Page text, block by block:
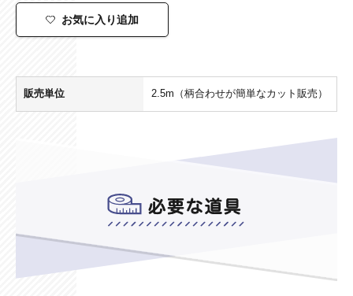
お気に入り追加
販売単位 2.5m（柄合わせが簡単なカット販売）